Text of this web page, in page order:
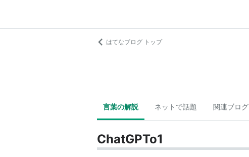
はてなブログ トップ
言葉の解説 ネットで話題 関連ブログ
ChatGPTo1